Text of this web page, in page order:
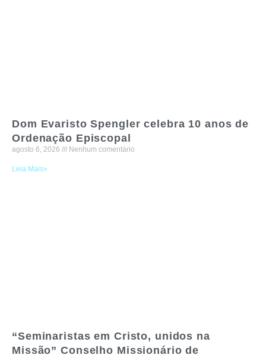
Dom Evaristo Spengler celebra 10 anos de
Ordenação Episcopal
agosto 6, 2026 Nenhum comentário
Leia Mais»
“Seminaristas em Cristo, unidos na
Missão” Conselho Missionário de